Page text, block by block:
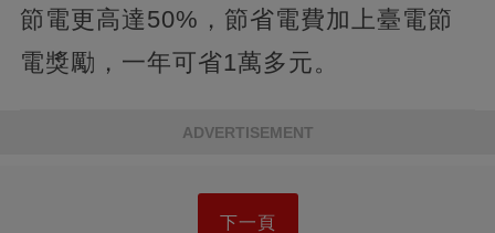
節電更高達50%，節省電費加上臺電節
電獎勵，一年可省1萬多元。
ADVERTISEMENT
下一頁